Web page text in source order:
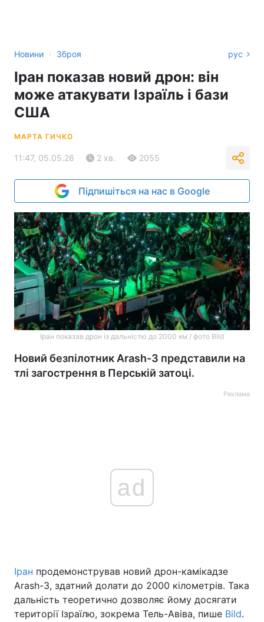
Новини › Зброя рус
Іран показав новий дрон: він
може атакувати Ізраїль і бази
США
МАРТА ГИЧКО
11:47, 05.05.26 2 хв. 2055
Підпишіться на нас в Google
Іран показав дрон із дальністю до 2000 км / фото Bild
Новий безпілотник Arash-3 представили на
тлі загострення в Перській затоці.
Реклама
ad
Іран продемонстрував новий дрон-камікадзе
Arash-3, здатний долати до 2000 кілометрів. Така
дальність теоретично дозволяє йому досягати
території Ізраїлю, зокрема Тель-Авіва, пише Bild.